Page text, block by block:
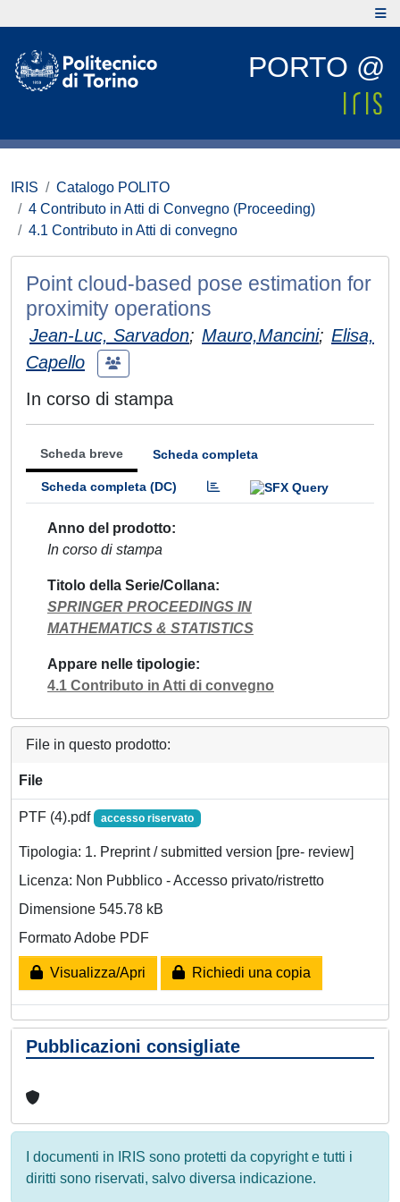
PORTO @
IRIS
Catalogo POLITO
4 Contributo in Atti di Convegno (Proceeding)
4.1 Contributo in Atti di convegno
Point cloud-based pose estimation for
proximity operations
Jean-Luc, Sarvadon; Mauro,Mancini; Elisa,
Capello
In corso di stampa
Scheda breve Scheda completa
Scheda completa (DC)
Anno del prodotto
In corso di stampa
Titolo della Serie/Collana
SPRINGER PROCEEDINGS IN
MATHEMATICS & STATISTICS
Appare nelle tipologie
4.1 Contributo in Atti di convegno
File in questo prodotto:
File
PTF (4).pdf accesso riservato
Tipologia: 1. Preprint / submitted version [pre- review]
Licenza: Non Pubblico - Accesso privato/ristretto
Dimensione 545.78 kB
Formato Adobe PDF
Visualizza/Apri Richiedi una copia
Pubblicazioni consigliate
I documenti in IRIS sono protetti da copyright e tutti i
diritti sono riservati, salvo diversa indicazione.